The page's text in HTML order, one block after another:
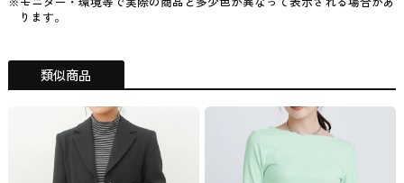
ります。
類似商品